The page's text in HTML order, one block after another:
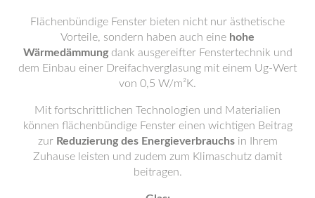
Flächenbündige Fenster bieten nicht nur ästhetische
Vorteile, sondern haben auch eine hohe
Wärmedämmungdank ausgereifter Fenstertechnik und
dem Einbau einer Dreifachverglasung mit einem Ug-Wert
von 0,5 W/m²K.
Mit fortschrittlichen Technologien und Materialien
können flächenbündige Fenster einen wichtigen Beitrag
zur Reduzierung des Energieverbrauchsin Ihrem
Zuhause leisten und zudem zum Klimaschutz damit
beitragen.